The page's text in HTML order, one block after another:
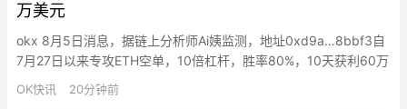
万美元
okx 8月5日消息，据链上分析师Ai姨监测，地址0xd9a…8bbf3自
7月27日以来专攻ETH空单，10倍杠杆，胜率80%，10天获利60万
美元。其20次做空中半数持仓仅约1小时，10分钟前再次开启
1.451962万枚ETH空单（2721万美元），开仓价1874.2美元，每
OK快讯 20分钟前